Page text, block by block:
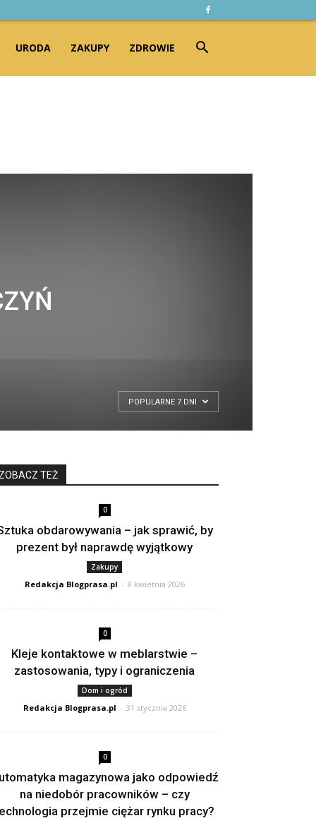
URODA ZAKUPY ZDROWIE
POPULARNE 7 DNI
TEŻ
0
obdarowywania – jak sprawić, by
prezent był naprawdę wyjątkowy
Zakupy
Redakcja Blogprasa.pl - 8 kwietnia 2026
0
Kleje kontaktowe w meblarstwie –
zastosowania, typy i ograniczenia
Dom i ogród
Redakcja Blogprasa.pl - 31 stycznia 2026
0
magazynowa jako odpowiedź
na niedobór pracowników – czy
przejmie ciężar rynku pracy?